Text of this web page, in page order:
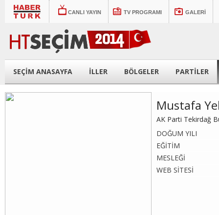
CANLI YAYIN TV PROGRAMI GALERİ
SEÇİM ANASAYFA İLLER BÖLGELER PARTİLER
Mustafa
AK Parti Tekirdağ
DOĞUM YILI
EĞİTİM
MESLEĞİ
WEB SİTESİ